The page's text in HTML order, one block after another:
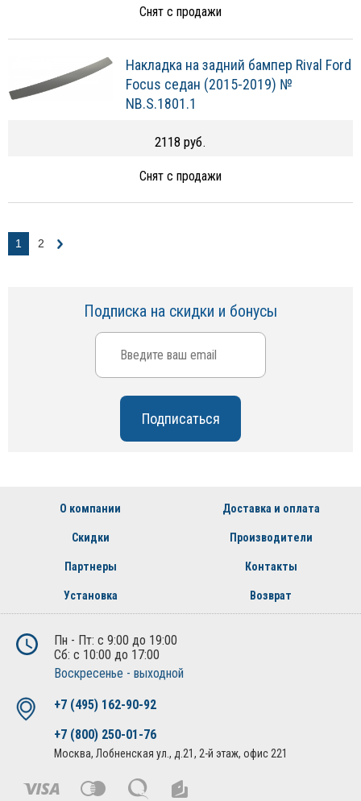
Снят с продажи
Накладка на задний бампер Rival Ford
Focus седан (2015-2019) №
NB.S.1801.1
2118 руб.
Снят с продажи
1 2
Подписка на скидки и бонусы
О компании Доставка и оплата
Скидки Производители
Партнеры Контакты
Установка Возврат
Пн - Пт: с 9:00 до 19:00
Сб: с 10:00 до 17:00
Воскресенье - выходной
+7 (495) 162-90-92
+7 (800) 250-01-76
Москва, Лобненская ул., д.21, 2-й этаж, офис 221